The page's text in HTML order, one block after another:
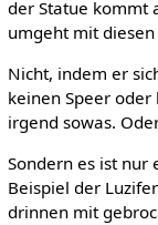
der Statue kommt
umgeht mit
Nicht, indem er
keinen Speer
irgend sowas.
Sondern es ist nur
Beispiel der
drinnen mit